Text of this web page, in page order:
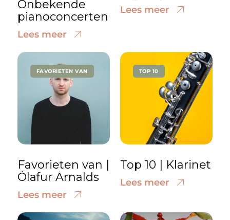
Onbekende
pianoconcerten
Lees meer
Lees meer
FAVORIETEN VAN
Favorieten van |
Ólafur Arnalds
Lees meer
TOP 10
Top 10 | Klarinet
Lees meer